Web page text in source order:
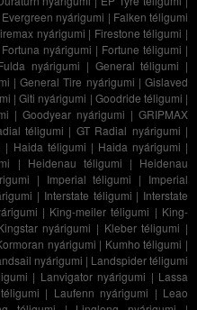
Evergreen nyárigumi | Falken téligumi
nyárigumi | Firestone téligumi |
Fortuna nyárigumi | Fortune téligumi |
nyárigumi | General téligumi |
|General Tire nyárigumi |Gislaved
|Giti nyárigumi | Goodride téligumi |
| Goodyear nyárigumi | GRIPMAX
téligumi | GT Radial nyárigumi |
| Haida téligumi | Haida nyárigumi |
| Heidenau téligumi | Heidenau
| Imperial téligumi | Imperial
| Interstate téligumi | Interstate
| King-meiler téligumi | King-
nyárigumi | Kleber téligumi |
nyárigumi | Kumho téligumi |
nyárigumi | Landspider téligumi
| Lanvigator nyárigumi | Lassa
| Laufenn nyárigumi | Leao